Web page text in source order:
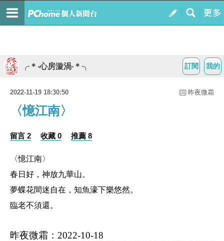
我的
訂閱
╭＊‧心房漩渦‧＊╮
2022-11-19 18:30:50 昨夜微霜
〈憶江南〉
留言 2 收藏 0 推薦 8
〈憶江南〉
春日好，神放九華山。
夢蝶花間迷自在，知魚濠下樂悠然。
臨老不須還。
昨夜微霜： 2022-10-18